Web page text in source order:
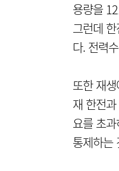
용량을
그런데
다. 전력
또한 재
재 한전
요를 초
통제하는